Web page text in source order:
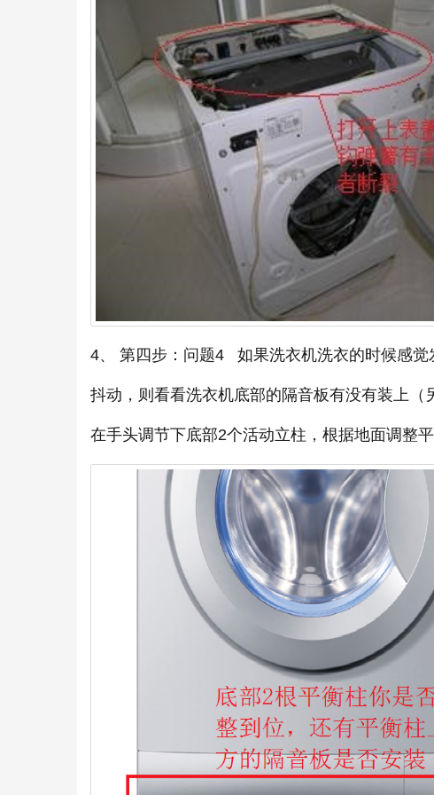
4、 第四步：问题4 如果洗衣机洗衣的时候感
抖动，则看看洗衣机底部的隔音板有没有装上
在手头调节下底部2个活动立柱，根据地面调整